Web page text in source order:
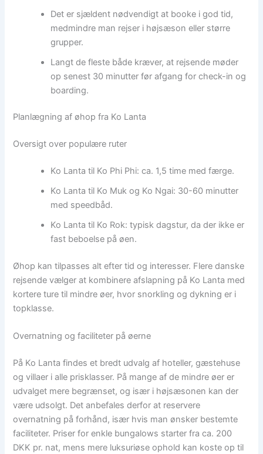
Det er sjældent nødvendigt at booke i god tid,
medmindre man rejser i højsæson eller større
grupper.
Langt de fleste både kræver, at rejsende møder
op senest 30 minutter før afgang for check-in og
boarding.
Planlægning af øhop fra Ko Lanta
Oversigt over populære ruter
Ko Lanta til Ko Phi Phi: ca. 1,5 time med færge.
Ko Lanta til Ko Muk og Ko Ngai: 30-60 minutter
med speedbåd.
Ko Lanta til Ko Rok: typisk dagstur, da der ikke er
fast beboelse på øen.
Øhop kan tilpasses alt efter tid og interesser. Flere danske
rejsende vælger at kombinere afslapning på Ko Lanta med
kortere ture til mindre øer, hvor snorkling og dykning er i
topklasse.
Overnatning og faciliteter på øerne
På Ko Lanta findes et bredt udvalg af hoteller, gæstehuse
og villaer i alle prisklasser. På mange af de mindre øer er
udvalget mere begrænset, og især i højsæsonen kan der
være udsolgt. Det anbefales derfor at reservere
overnatning på forhånd, især hvis man ønsker bestemte
faciliteter. Priser for enkle bungalows starter fra ca. 200
DKK pr. nat, mens mere luksuriøse ophold kan koste op til